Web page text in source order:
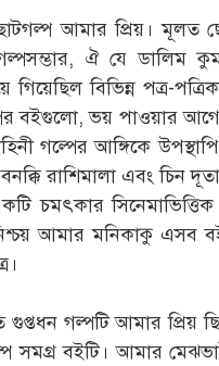
আমার প্রিয়। মূলত
ঐ যে ডালিম
বিভিন্ন পত্র-
বইগুলো, ভয় পাওয়ার আগে,
গল্পের আঙ্গিকে
রাশিমালা এবং চিন
সিনেমাভিত্তিক
আমার মনিকাকু এসব
গল্পটি আমার প্রিয়
সমগ্র বইটি। আমার